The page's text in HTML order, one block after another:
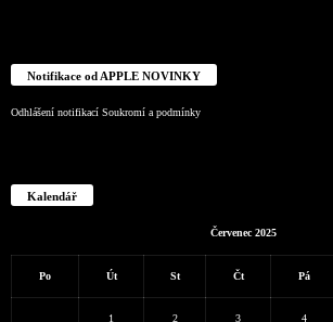
Notifikace od APPLE NOVINKY
Odhlášení notifikací Soukromí a podmínky
Kalendář
Červenec 2025
Po Út St Čt Pá
1 2 3 4